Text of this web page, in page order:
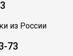
из России
73